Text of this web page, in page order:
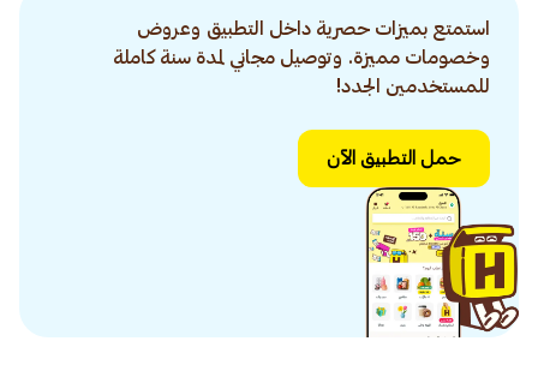
استمتع بميزات حصرية داخل التطبيق وعروض
وخصومات مميزة. وتوصيل مجاني لمدة سنة كاملة
للمستخدمين الجدد!
حمل التطبيق الآن